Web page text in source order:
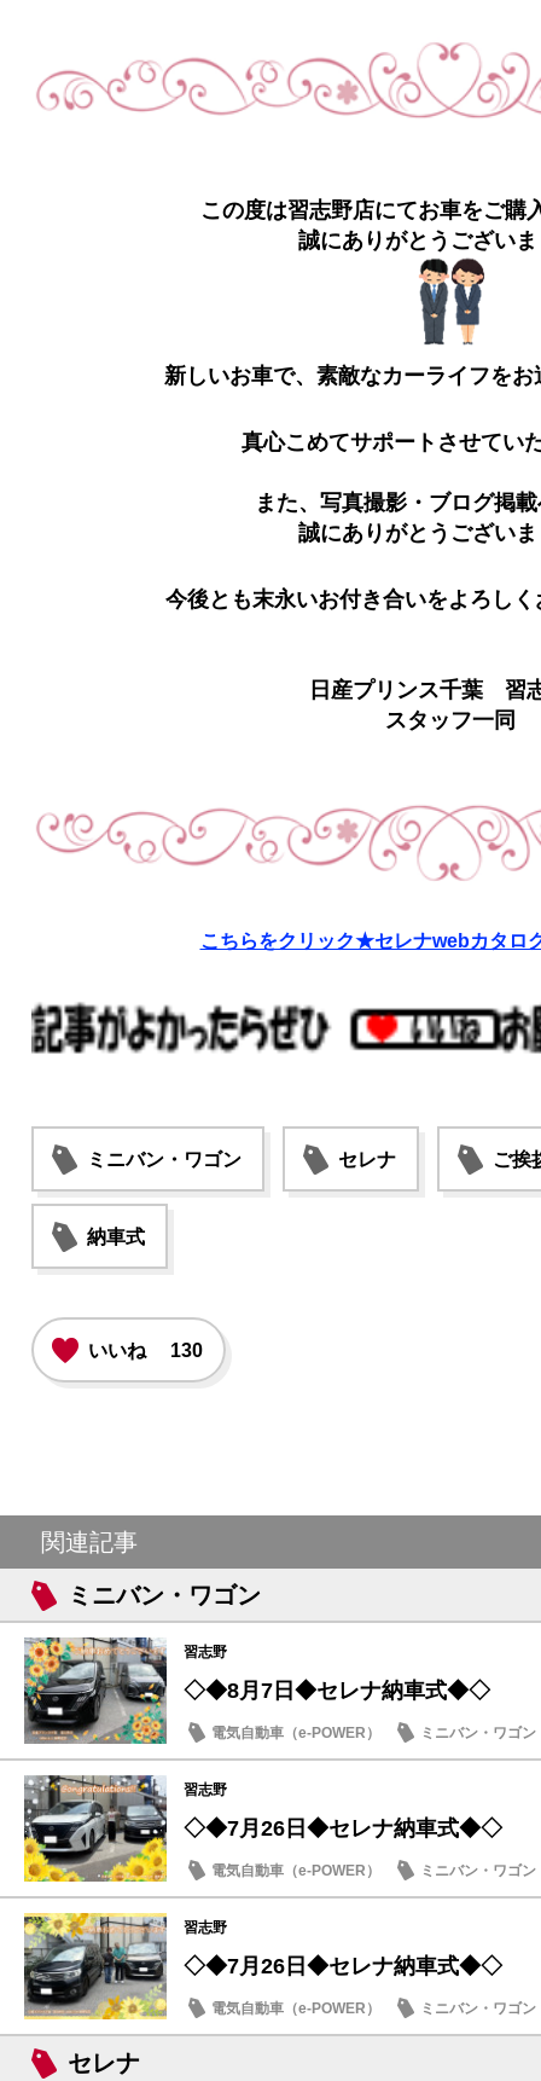
この度は習志野店にてお車をご購
誠にありがとうござい
新しいお車で、素敵なカーライフをお
真心こめてサポートさせてい
また、写真撮影・ブログ掲
誠にありがとうござい
今後とも末永いお付き合いをよろし
日産プリンス千葉 習
スタッフ一同
こちらをクリック★セレナwebカタロ
ミニバン・ワゴン セレナ ご挨
納車式
いいね 130
関連記事
ミニバン・ワゴン
習志野
◇◆8月7日◆セレナ納車式◆◇
電気自動車（e-POWER）
ミニバン・ワゴン
納車式
習志野
◇◆7月26日◆セレナ納車式◆◇
電気自動車（e-POWER）
ミニバン・ワゴン
納車式
習志野
◇◆7月26日◆セレナ納車式◆◇
電気自動車（e-POWER）
ミニバン・ワゴン
納車式
セレナ